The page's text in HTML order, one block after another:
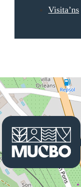
Visita’ns